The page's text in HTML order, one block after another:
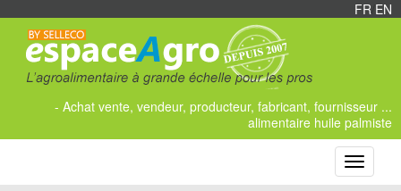
FR EN
- Achat vente, vendeur, producteur, fabricant, fournisseur ...
alimentaire huile palmiste
Toggle